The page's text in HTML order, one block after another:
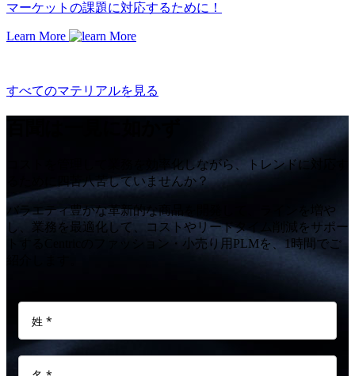
マーケットの課題に対応するために！
Learn More
すべてのマテリアルを見る
コストを管理して業務を効率化しながら、トレンドに対応す
るために四苦八苦していませんか？
バラエティ豊かな革新的な商品を開発して、ラインを増や
し、業務を最適化して、コストやリードタイム削減をサポー
トするCentricのファッション・小売り用PLMを、1時間でご